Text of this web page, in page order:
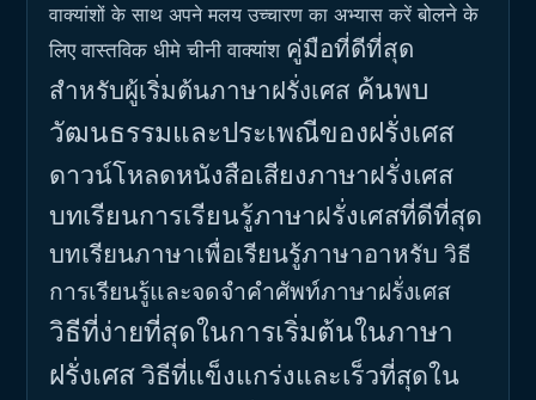
वाक्यांशों के साथ अपने मलय उच्चारण का अभ्यास करें बोलने के
लिए वास्तविक धीमे चीनी वाक्यांश คู่มือที่ดีที่สุด
สำหรับผู้เริ่มต้นภาษาฝรั่งเศส ค้นพบ
วัฒนธรรมและประเพณีของฝรั่งเศส
ดาวน์โหลดหนังสือเสียงภาษาฝรั่งเศส
บทเรียนการเรียนรู้ภาษาฝรั่งเศสที่ดีที่สุด
บทเรียนภาษาเพื่อเรียนรู้ภาษาอาหรับ วิธี
การเรียนรู้และจดจำคำศัพท์ภาษาฝรั่งเศส
วิธีที่ง่ายที่สุดในการเริ่มต้นในภาษา
ฝรั่งเศสวิธีที่แข็งแกร่งและเร็วที่สุดใน